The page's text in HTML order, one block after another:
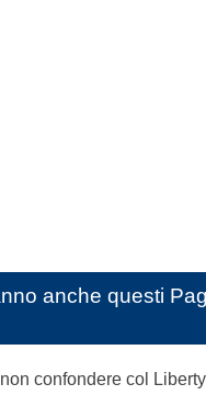
anche questi
confondere col